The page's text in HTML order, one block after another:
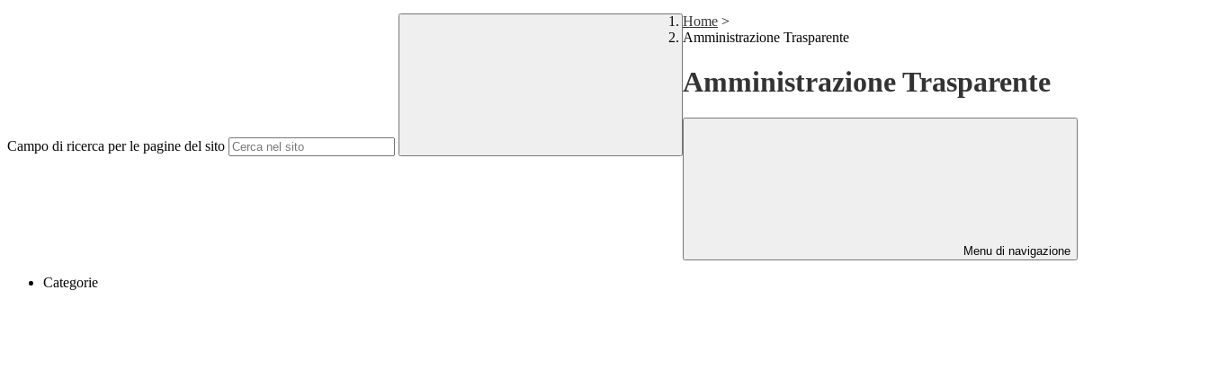
Campo di ricerca per le pagine del sito
Home >
Amministrazione Trasparente
Amministrazione Trasparente
Menu di navigazione
Categorie